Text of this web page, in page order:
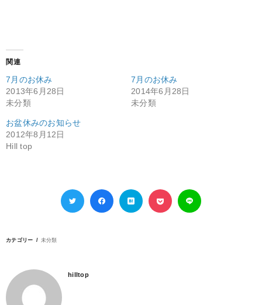
関連
7月のお休み
2013年6月28日
未分類
7月のお休み
2014年6月28日
未分類
お盆休みのお知らせ
2012年8月12日
Hill top
カテゴリー 未分類
hilltop